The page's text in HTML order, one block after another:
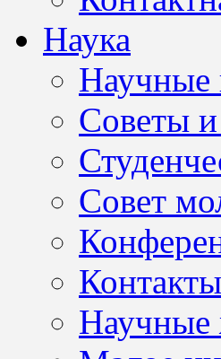
Наука
Научные
Советы
Совет
Контакты